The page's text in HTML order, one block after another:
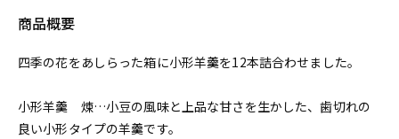
商品概要
四季の花をあしらった箱に小形羊羹を12本詰合わせました。
小形羊羹 煉…小豆の風味と上品な甘さを生かした、歯切れの
良い小形タイプの羊羹です。